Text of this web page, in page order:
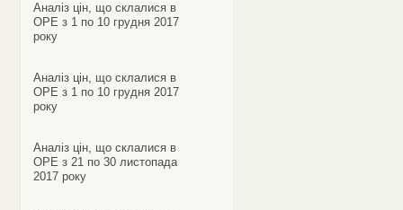
Аналіз цін, що склалися в
ОРЕ з 1 по 10 грудня 2017
року
Аналіз цін, що склалися в
ОРЕ з 1 по 10 грудня 2017
року
Аналіз цін, що склалися в
ОРЕ з 21 по 30 листопада
2017 року